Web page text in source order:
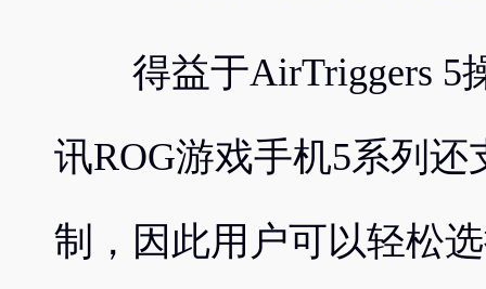
得益于AirTriggers 5
讯ROG游戏手机5系列
制，因此用户可以轻松